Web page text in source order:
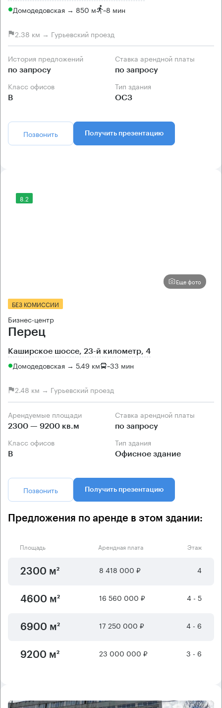
Домодедовская → 850 м ~8 мин
2.38 км → Гурьевский проезд
История предложений
по запросу
Ставка арендной платы
по запросу
Класс офисов
B
Тип здания
ОСЗ
Позвонить Получить презентацию
8.2
Еще фото
БЕЗ КОМИССИИ
Бизнес-центр
Перец
Каширское шоссе, 23-й километр, 4
Домодедовская → 5.49 км ~33 мин
2.48 км → Гурьевский проезд
Арендуемые площади
2300 — 9200 кв.м
Ставка арендной платы
по запросу
Класс офисов
B
Тип здания
Офисное здание
Позвонить Получить презентацию
Предложения по аренде в этом здании:
Площадь Арендная плата Этаж
2300 м² 8 418 000 ₽ 4
4600 м² 16 560 000 ₽ 4 - 5
6900 м² 17 250 000 ₽ 4 - 6
9200 м² 23 000 000 ₽ 3 - 6